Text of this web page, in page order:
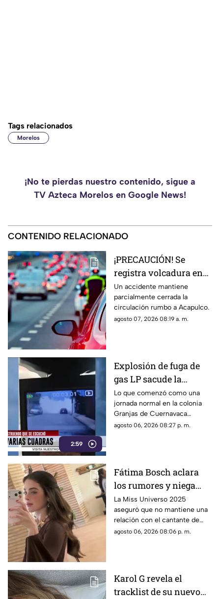
Tags relacionados
Morelos
¡No te pierdas nuestro contenido, sigue a
TV Azteca Morelos en Google News!
CONTENIDO RELACIONADO
¡PRECAUCIÓN! Se
registra volcadura en
la autopista
Cuernavaca-Acapulco
Un accidente mantiene
parcialmente cerrada la
circulación rumbo a Acapulco.
agosto 07, 2026 08:19 a. m.
2:59
Explosión de fuga de
gas LP sacude la
colonia Las Granjas
Lo que comenzó como una
jornada normal en la colonia
Granjas de Cuernavaca
terminó en una movilización
agosto 06, 2026 08:27 p. m.
Fátima Bosch aclara
los rumores y niega
tener un romance con
Natanael Cano
La Miss Universo 2025
aseguró que no mantiene una
relación con el cantante de
corridos tumbados.
agosto 06, 2026 08:06 p. m.
Karol G revela el
tracklist de su nuevo